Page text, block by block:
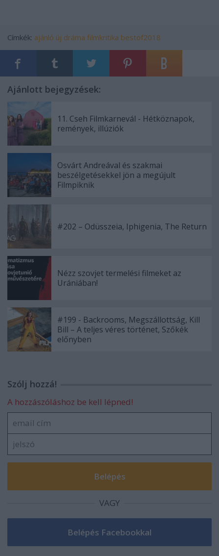
Címkék: ajánló új dráma filmkritika bestof2018
Ajánlott bejegyzések:
11. Cseh Filmkarnevál - Hétköznapok,
remények, illúziók
Osvárt Andreával és szakmai
beszélgetésekkel jön a megújult
Filmpiknik
#202 – Odüsszeia, Iphigenia, The Return
Nézz szovjet termelési filmeket az
Urániában!
#199 - Backrooms, Megszállottság, Kill
Bill – A teljes véres történet, Szőkék
előnyben
Szólj hozzá!
A hozzászóláshoz be kell lépned!
VAGY